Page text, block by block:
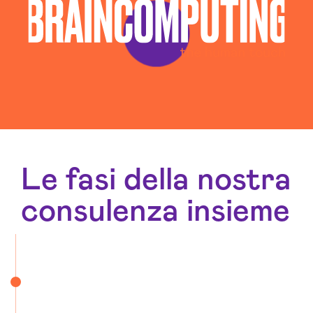
Le fasi della nostra
consulenza insieme